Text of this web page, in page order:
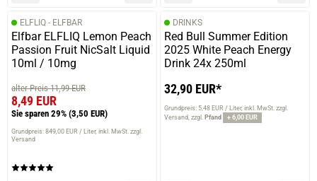
prev
ELFLIQ - ELFBAR
Elfbar ELFLIQ Lemon Peach
Passion Fruit NicSalt Liquid
10ml / 10mg
alter Preis 11,99 EUR
8,49 EUR
Sie sparen 29% (3,50 EUR)
Grundpreis: 849,00 EUR / Liter inkl. MwSt. zzgl.
Versand
DRINKS
Red Bull Summer Edition
2025 White Peach Energy
Drink 24x 250ml
32,90 EUR*
Grundpreis: 5,48 EUR / Liter inkl. MwSt. zzgl.
Versand zzgl. Pfand + 6,00 EUR